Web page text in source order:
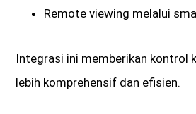
Remote viewing melalui
Integrasi ini memberikan kontrol
lebih komprehensif dan efisien.